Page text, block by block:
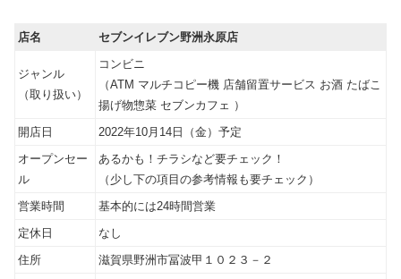
店名 セブンイレブン野洲永原店
ジャンル
（取り扱い）
コンビニ
（ATM マルチコピー機 店舗留置サービス お酒 たばこ
揚げ物惣菜 セブンカフェ ）
開店日
2022年10月14日（金）予定
オープンセー
ル
あるかも！チラシなど要チェック！
（少し下の項目の参考情報も要チェック）
営業時間
基本的には24時間営業
定休日
なし
住所
滋賀県野洲市冨波甲１０２３－２